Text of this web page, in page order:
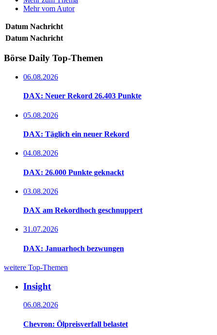
Mehr vom Autor
Datum Nachricht
Datum Nachricht
Börse Daily Top-Themen
06.08.2026
DAX: Neuer Rekord 26.403 Punkte
05.08.2026
DAX: Täglich ein neuer Rekord
04.08.2026
DAX: 26.000 Punkte geknackt
03.08.2026
DAX am Rekordhoch geschnuppert
31.07.2026
DAX: Januarhoch bezwungen
weitere Top-Themen
Insight
06.08.2026
Chevron: Ölpreisverfall belastet